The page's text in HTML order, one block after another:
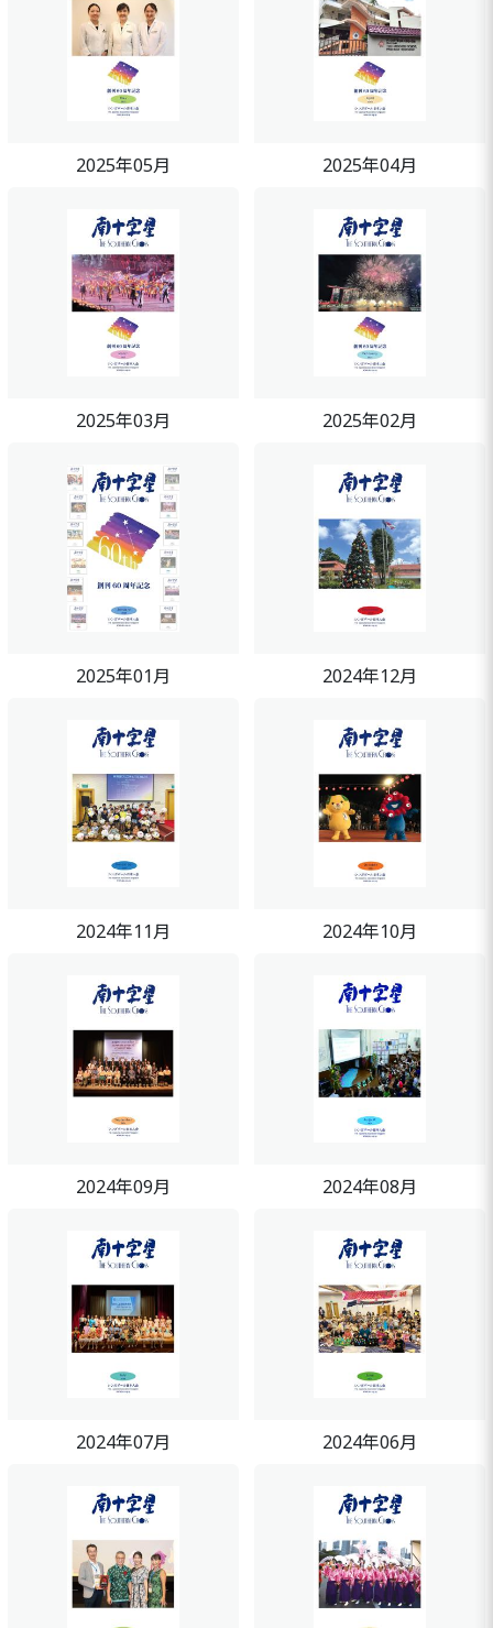
2025年05月 2025年04月
2025年03月 2025年02月
2025年01月 2024年12月
2024年11月 2024年10月
2024年09月 2024年08月
2024年07月 2024年06月